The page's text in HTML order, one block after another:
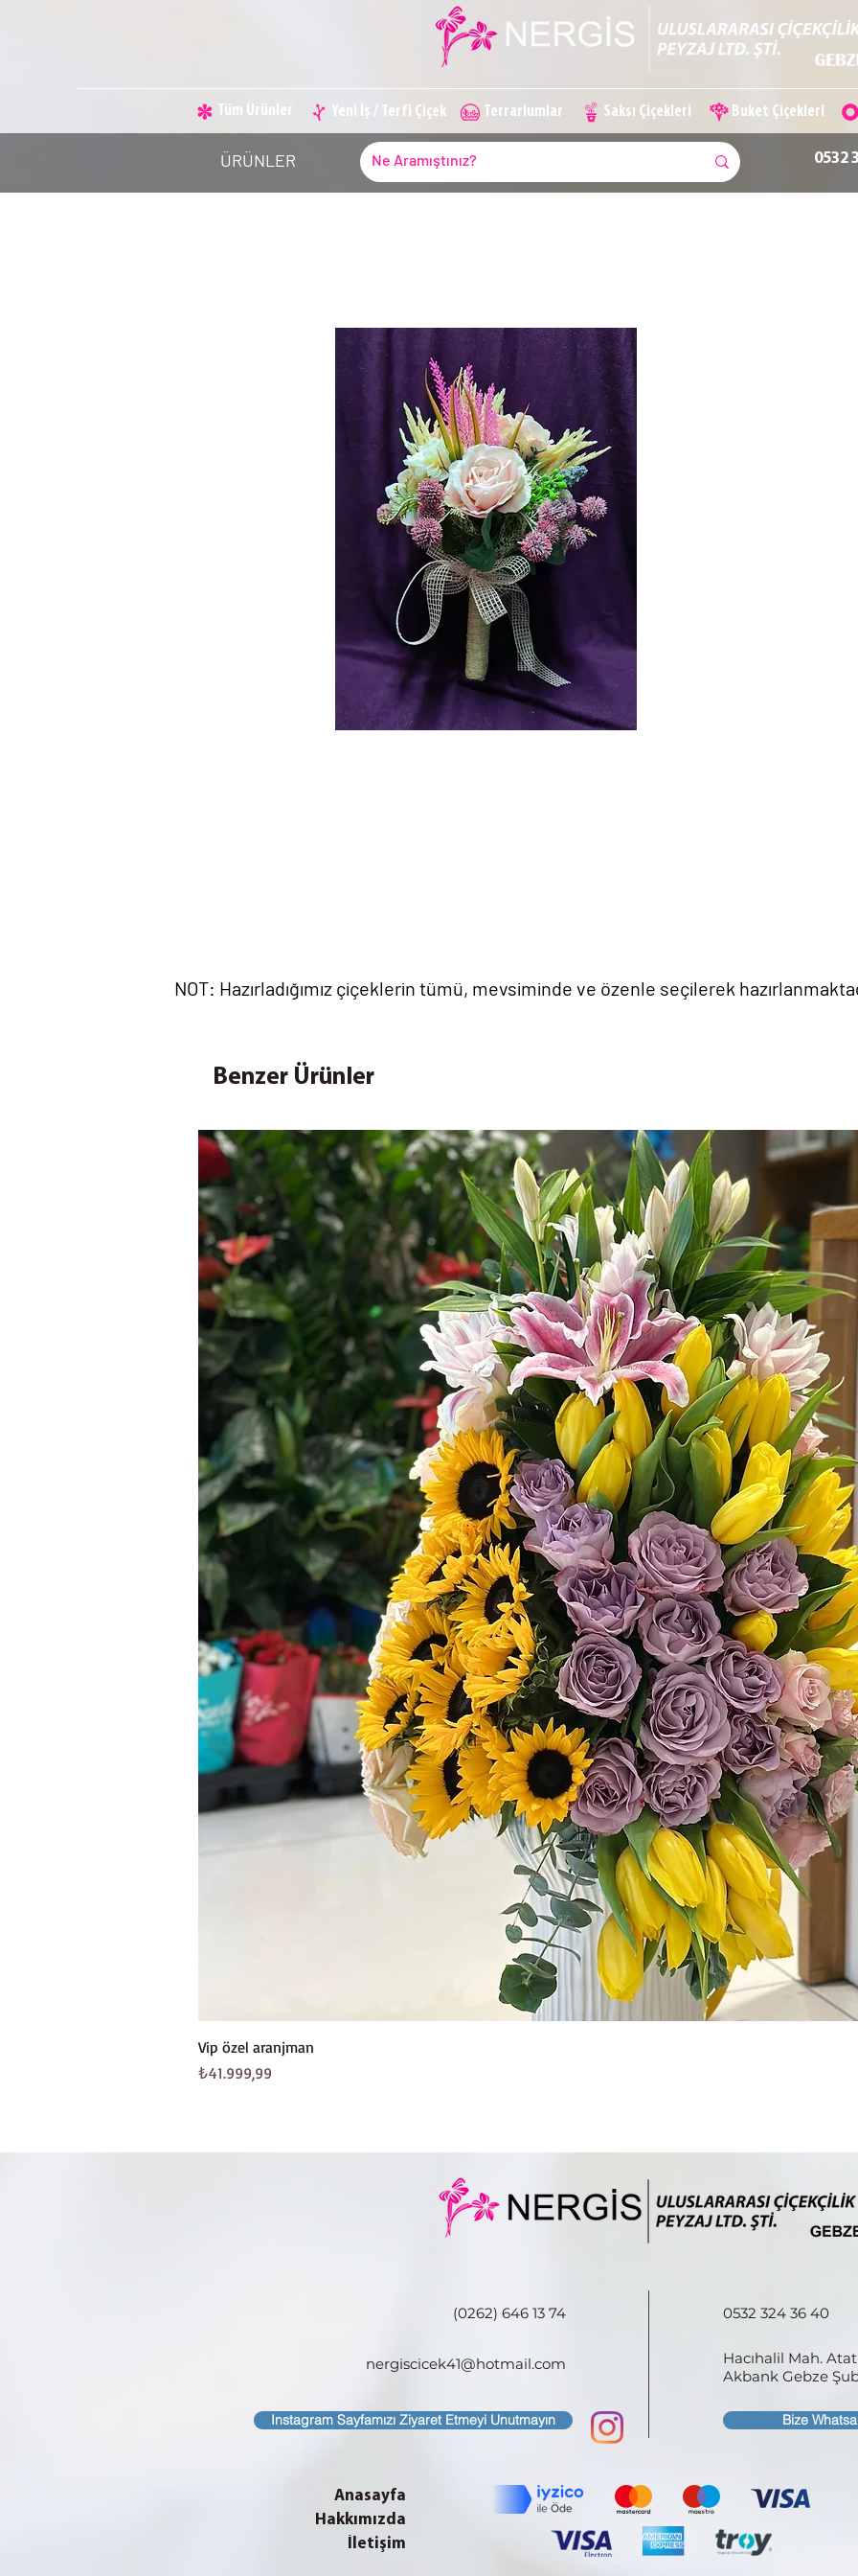
Tüm Ürünler Yeni İş / Terfi Çiçek Terrariumlar Saksı Çiçekleri Buket Çiçekleri
ÜRÜNLER 0532
NOT: Hazırladığımız çiçeklerin tümü, mevsiminde ve özenle seçilerek
Benzer Ürünler
Vip özel aranjman
Fiyat
₺41.999,99
(0262) 646 13 74
nergiscicek41@hotmail.com
Instagram Sayfamızı Ziyaret Etmeyi Unutmayın
0532 324 36 40
Hacıhalil Mah.
Akbank Gebze
Bize
Anasayfa
Hakkımızda
İletişim